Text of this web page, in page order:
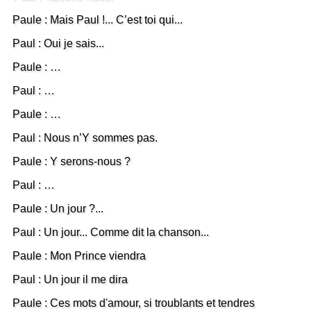
Paule : Mais Paul !... C’est toi qui...
Paul : Oui je sais...
Paule : …
Paul : …
Paule : …
Paul : Nous n’Y sommes pas.
Paule : Y serons-nous ?
Paul : …
Paule : Un jour ?...
Paul : Un jour... Comme dit la chanson...
Paule : Mon Prince viendra
Paul : Un jour il me dira
Paule : Ces mots d'amour, si troublants et tendres